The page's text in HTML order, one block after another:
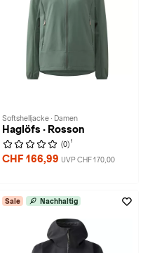
Softshelljacke · Damen
Haglöfs · Rosson
(0) 1
CHF 166,99 UVP CHF 170,00
Sale Nachhaltig